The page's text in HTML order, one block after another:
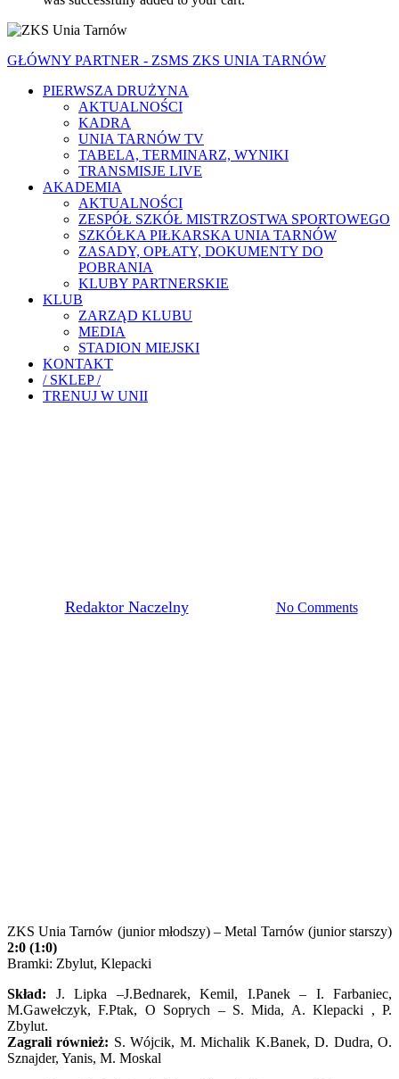
GŁÓWNY PARTNER - ZSMS ZKS UNIA TARNÓW
PIERWSZA DRUŻYNA
AKTUALNOŚCI
KADRA
UNIA TARNÓW TV
TABELA, TERMINARZ, WYNIKI
TRANSMISJE LIVE
AKADEMIA
AKTUALNOŚCI
ZESPÓŁ SZKÓŁ MISTRZOSTWA SPORTOWEGO
SZKÓŁKA PIŁKARSKA UNIA TARNÓW
ZASADY, OPŁATY, DOKUMENTY DO
POBRANIA
KLUBY PARTNERSKIE
KLUB
ZARZĄD KLUBU
MEDIA
STADION MIEJSKI
KONTAKT
/ SKLEP /
TRENUJ W UNII
Redaktor Naczelny23 marca, 2021 No Comments
ZKS Unia Tarnów (junior młodszy) – Metal Tarnów (junior starszy)
2:0 (1:0)
Bramki: Zbylut, Klepacki
Skład: J. Lipka –J.Bednarek, Kemil, I.Panek – I. Farbaniec,
M.Gawełczyk, F.Ptak, O Soprych – S. Mida, A. Klepacki , P.
Zbylut.
Zagrali również: S. Wójcik, M. Michalik K.Banek, D. Dudra, O.
Sznajder, Yanis, M. Moskal